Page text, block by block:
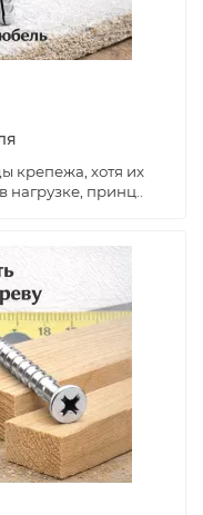
крепежа, хотя их
нагрузке, принц..